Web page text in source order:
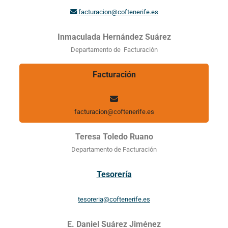
facturacion@coftenerife.es
Inmaculada Hernández Suárez
Departamento de Facturación
Facturación
facturacion@coftenerife.es
Teresa Toledo Ruano
Departamento de Facturación
Tesorería
tesoreria@coftenerife.es
E. Daniel Suárez Jiménez